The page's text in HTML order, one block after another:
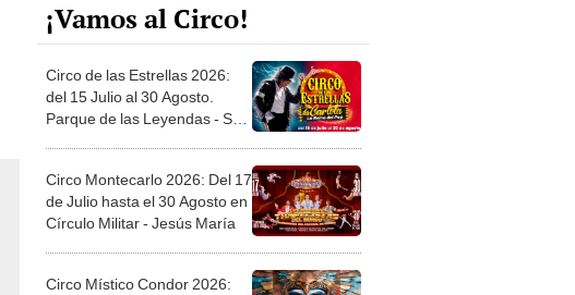
¡Vamos al Circo!
Circo de las Estrellas 2026:
del 15 Julio al 30 Agosto.
Parque de las Leyendas - San
Circo Montecarlo 2026: Del 17
de Julio hasta el 30 Agosto en
Círculo Militar - Jesús María
Circo Místico Condor 2026: